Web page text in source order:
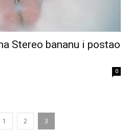
Stereo bananu i postao
0
1 2 3